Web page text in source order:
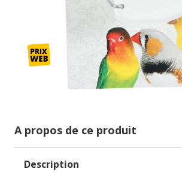
A propos de ce produit
Description